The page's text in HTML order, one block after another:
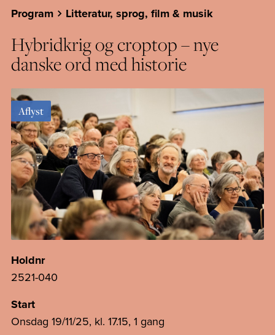
Program Litteratur, sprog, film & musik
Hybridkrig og croptop – nye
danske ord med historie
Aflyst
Holdnr
2521-040
Start
Onsdag 19/11/25, kl. 17.15, 1 gang